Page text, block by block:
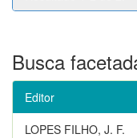
Busca
Editor
LOPES FILHO, J. F.